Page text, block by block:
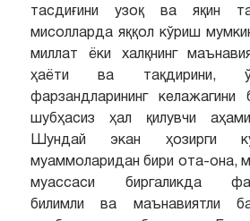
тасдиғини узоқ ва яқин
мисолларда яққол кўриш
миллат ёки халқнинг
ҳаёти ва тақдирини,
фарзандларининг
шубҳасиз ҳал қилувчи
Шундай экан ҳозирги
муаммоларидан бири ота-она,
муассаси биргаликда
билимли ва маънавиятли